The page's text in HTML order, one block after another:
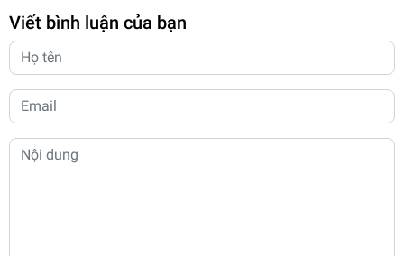
Viết bình luận của bạn